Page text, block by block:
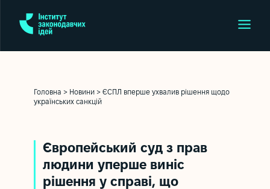
Головна > Новини > ЄСПЛ вперше ухвалив рішення щодо
українських санкцій
Європейський суд з прав
людини уперше виніс
рішення у справі, що